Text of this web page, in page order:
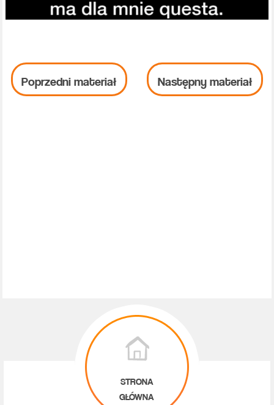
Poprzedni materiał Następny materiał
STRONA
GŁÓWNA